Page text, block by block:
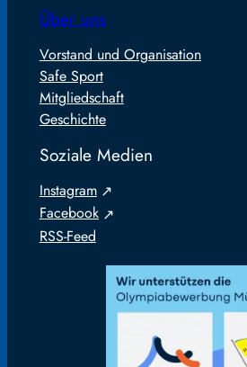
Über uns
Vorstand und Organisation
Safe Sport
Mitgliedschaft
Geschichte
Soziale Medien
Instagram
Facebook
RSS-Feed